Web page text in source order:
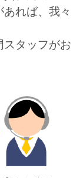
れば、我々
スタッフがお